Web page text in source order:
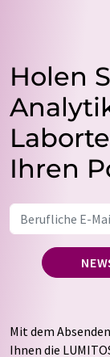
Holen
Ihren
Mit dem
Ihnen die